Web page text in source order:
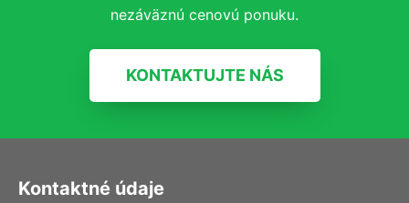
nezáväznú cenovú ponuku.
KONTAKTUJTE NÁS
Kontaktné údaje